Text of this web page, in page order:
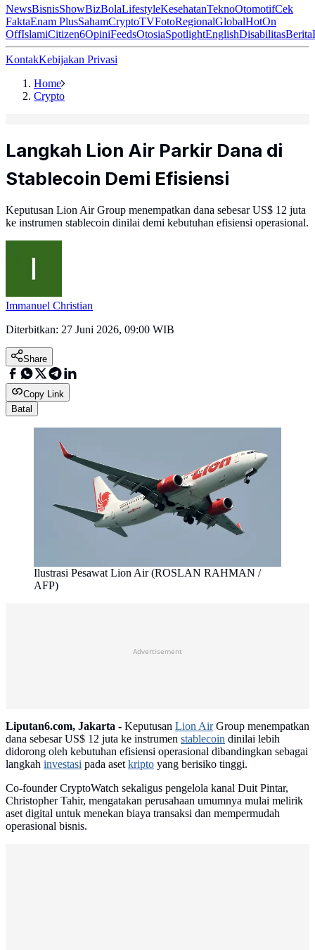
NewsBisnisShowBizBolaLifestyleKesehatanTeknoOtomotifCek
FaktaEnam PlusSahamCryptoTVFotoRegionalGlobalHotOn
OffIslamiCitizen6OpiniFeedsOtosiaSpotlightEnglishDisabilitasBerita
KontakKebijakan Privasi
Home
Crypto
Langkah Lion Air Parkir Dana di
Stablecoin Demi Efisiensi
Keputusan Lion Air Group menempatkan dana sebesar US$ 12 juta
ke instrumen stablecoin dinilai demi kebutuhan efisiensi operasional.
Immanuel Christian
Diterbitkan: 27 Juni 2026, 09:00 WIB
Share
Copy Link
Batal
Ilustrasi Pesawat Lion Air (ROSLAN RAHMAN /
AFP)
Advertisement
Liputan6.com, Jakarta - Keputusan Lion AirGroup menempatkan
dana sebesar US$ 12 juta ke instrumen stablecoin dinilai lebih
didorong oleh kebutuhan efisiensi operasional dibandingkan sebagai
langkah investasi pada asetkripto yang berisiko tinggi.
Co-founder CryptoWatch sekaligus pengelola kanal Duit Pintar,
Christopher Tahir, mengatakan perusahaan umumnya mulai melirik
aset digital untuk menekan biaya transaksi dan mempermudah
operasional bisnis.